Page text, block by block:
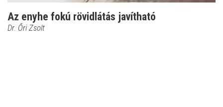
Az enyhe fokú rövidlátás javítható
Dr. Őri Zsolt